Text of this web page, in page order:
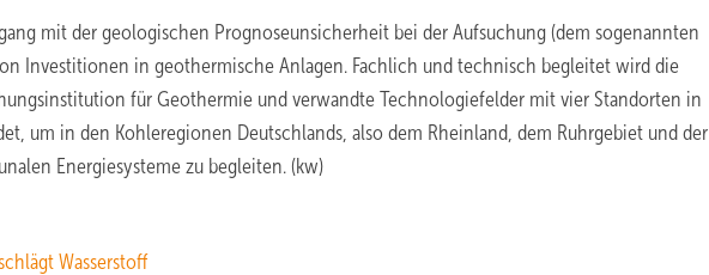
mit der geologischen Prognoseunsicherheit bei der Aufsuchung (dem sogenannten
Investitionen in geothermische Anlagen. Fachlich und technisch begleitet wird die
für Geothermie und verwandte Technologiefelder mit vier Standorten in
um in den Kohleregionen Deutschlands, also dem Rheinland, dem Ruhrgebiet und der
Energiesysteme zu begleiten. (kw)
Wasserstoff